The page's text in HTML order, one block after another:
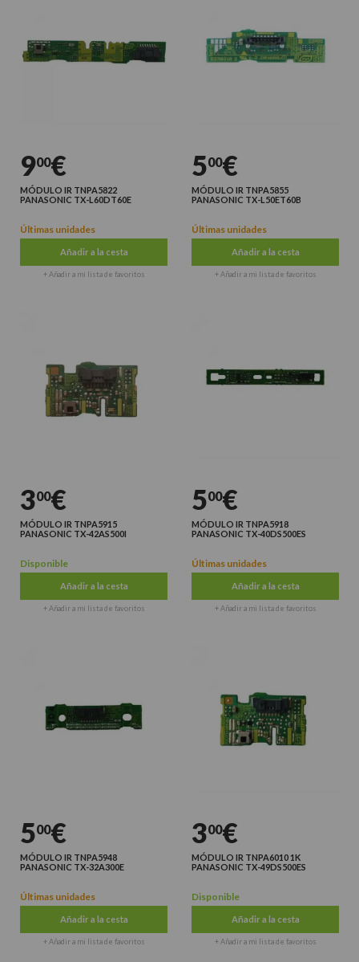
900€
MÓDULO IR TNPA5822
PANASONIC TX-L60DT60E
Últimas unidades
Añadir a la cesta
+ Añadir a mi lista de favoritos
500€
MÓDULO IR TNPA5855
PANASONIC TX-L50ET60B
Últimas unidades
Añadir a la cesta
+ Añadir a mi lista de favoritos
300€
MÓDULO IR TNPA5915
PANASONIC TX-42AS500I
Disponible
Añadir a la cesta
+ Añadir a mi lista de favoritos
500€
MÓDULO IR TNPA5918
PANASONIC TX-40DS500ES
Últimas unidades
Añadir a la cesta
+ Añadir a mi lista de favoritos
500€
MÓDULO IR TNPA5948
PANASONIC TX-32A300E
Últimas unidades
Añadir a la cesta
+ Añadir a mi lista de favoritos
300€
MÓDULO IR TNPA6010 1K
PANASONIC TX-49DS500ES
Disponible
Añadir a la cesta
+ Añadir a mi lista de favoritos